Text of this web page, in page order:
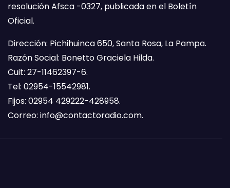
resolución Afsca -0327, publicada en el Boletín
Oficial.
Dirección: Pichihuinca 650, Santa Rosa, La Pampa.
Razón Social: Bonetto Graciela Hilda.
Cuit: 27-11462397-6.
Tel: 02954-15542981.
Fijos: 02954 429222-428958.
Correo: info@contactoradio.com.